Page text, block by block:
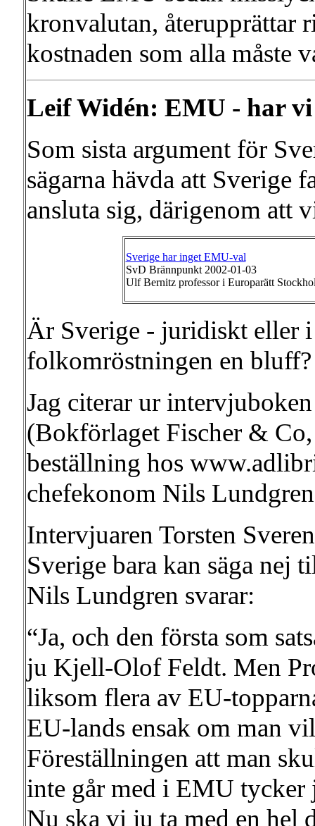
kronvalutan, återupprättar
kostnaden som alla måste
Leif Widén: EMU - har
Som sista argument för
sägarna hävda att Sverige
ansluta sig, därigenom att
Sverige har inget EMU-val
SvD Brännpunkt 2002-01-03
Ulf Bernitz professor i Europarätt
Är Sverige - juridiskt eller
folkomröstningen en bluff?
Jag citerar ur
(Bokförlaget Fischer &
beställning hos
chefekonom Nils
Intervjuaren Torsten
Sverige bara kan säga nej
Nils Lundgren svarar:
“Ja, och den första som
ju Kjell-Olof Feldt. Men
liksom flera av EU-
EU-lands ensak om man
Föreställningen att man
inte går med i EMU tycker
Nu ska vi ju ta med en hel